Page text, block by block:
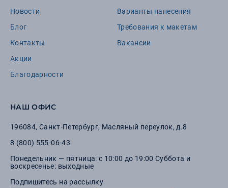
Новости
Блог
Контакты
Акции
Благодарности
Варианты нанесения
Требования к макетам
Вакансии
НАШ ОФИС
196084, Санкт-Петербург, Масляный переулок, д.8
8 (800) 555-06-43
Понедельник — пятница: с 10:00 до 19:00 Суббота и
воскресенье: выходные
Подпишитесь на рассылку